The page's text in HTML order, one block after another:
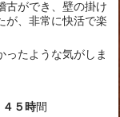
古ができ、壁の掛け
が、非常に快活で楽
ったような気がしま
５時間